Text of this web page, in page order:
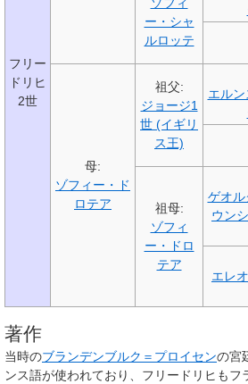
フリー
ドリヒ
2世
ー・シャ
ルロッテ
母:
ゾフィー・ド
ロテア
祖父:
ジョージ1
世 (イギリ
ス王)
エル
祖母:
ゾフィ
ー・ドロ
テア
ゲオル
ウン
エレ
著作
当時のブランデンブルク＝プロイセンの宮
ンス語が使われており、フリードリヒもフ